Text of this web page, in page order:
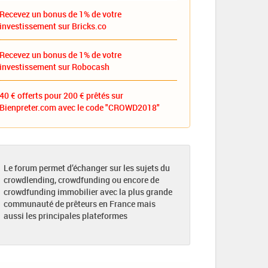
Recevez un bonus de 1% de votre
investissement sur Bricks.co
Recevez un bonus de 1% de votre
investissement sur Robocash
40 € offerts pour 200 € prêtés sur
Bienpreter.com avec le code "CROWD2018"
Le forum permet d’échanger sur les sujets du
crowdlending, crowdfunding ou encore de
crowdfunding immobilier avec la plus grande
communauté de prêteurs en France mais
aussi les principales plateformes